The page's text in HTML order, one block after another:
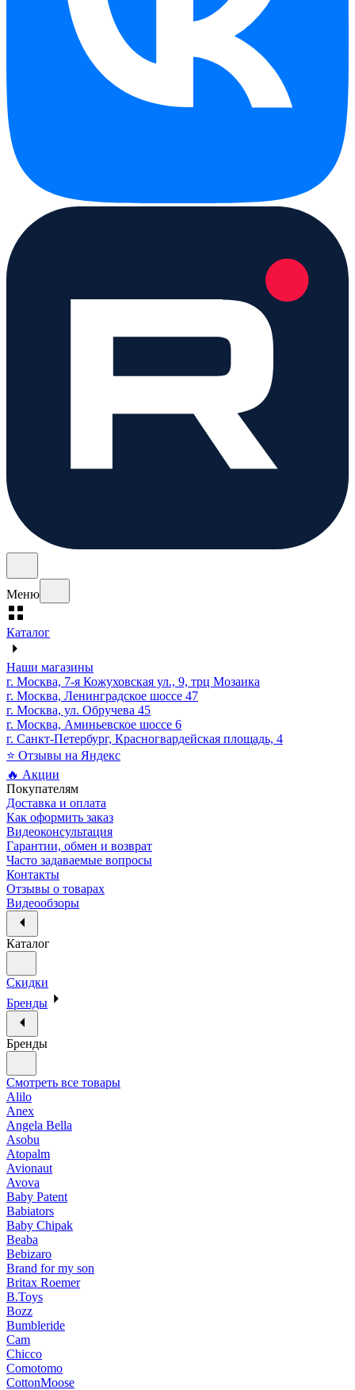
Меню
Каталог
Наши магазины
г. Москва, 7-я Кожуховская ул., 9, трц Мозаика
г. Москва, Ленинградское шоссе 47
г. Москва, ул. Обручева 45
г. Москва, Аминьевское шоссе 6
г. Санкт-Петербург, Красногвардейская площадь, 4
⭐ Отзывы на Яндекс
🔥 Акции
Покупателям
Доставка и оплата
Как оформить заказ
Видеоконсультация
Гарантии, обмен и возврат
Часто задаваемые вопросы
Контакты
Отзывы о товарах
Видеообзоры
Каталог
Скидки
Бренды
Бренды
Смотреть все товары
Alilo
Anex
Angela Bella
Asobu
Atopalm
Avionaut
Avova
Baby Patent
Babiators
Baby Chipak
Beaba
Bebizaro
Brand for my son
Britax Roemer
B.Toys
Bozz
Bumbleride
Cam
Chicco
Comotomo
CottonMoose